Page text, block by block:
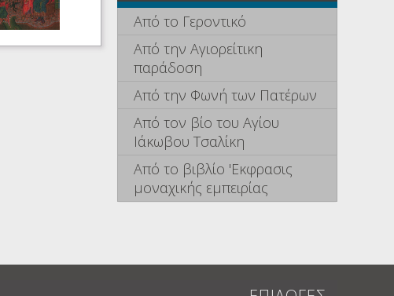
Από το Γεροντικό
Από την Αγιορείτικη
παράδοση
Από την Φωνή των Πατέρων
Από τον βίο του Αγίου
Ιάκωβου Τσαλίκη
Από το βιβλίο 'Εκφρασις
μοναχικής εμπειρίας